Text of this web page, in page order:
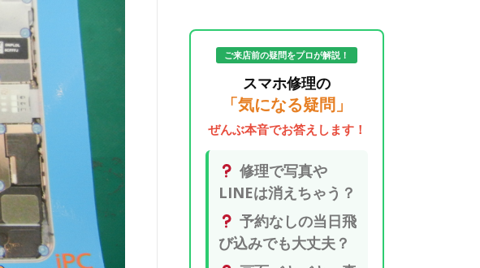
ご来店前の疑問をプロが解説！
スマホ修理の
「気になる疑問」
ぜんぶ本音でお答えします！
修理で写真や
LINEは消えちゃう？
予約なしの当日飛
び込みでも大丈夫？